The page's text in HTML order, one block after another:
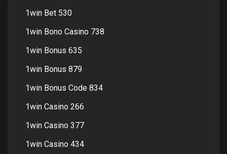
1win Bet 530
1win Bono Casino 738
1win Bonus 635
1win Bonus 879
1win Bonus Code 834
1win Casino 266
1win Casino 377
1win Casino 434